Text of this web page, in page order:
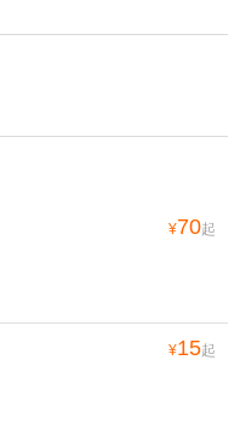
¥70起
¥15起